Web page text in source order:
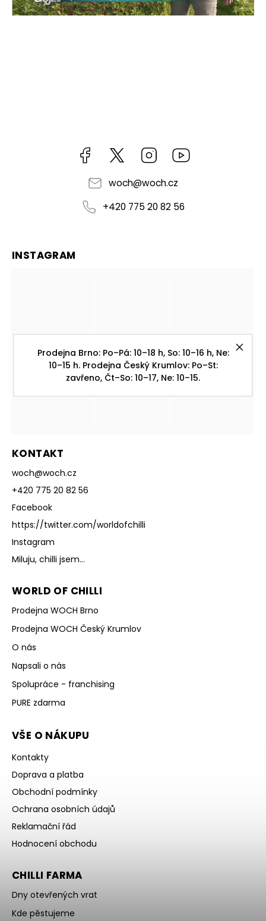
Prodejna Brno: Po–Pá: 10–18 h, So: 10–16 h, Ne:
10–15 h. Prodejna Český Krumlov: Po–St:
zavřeno, Čt–So: 10–17, Ne: 10–15.
Facebook https://twitter.com/worldofchilli
Instagram
woch@woch.cz
+420 775 20 82 56
KONTAKT
woch@woch.cz
+420 775 20 82 56
Facebook
https://twitter.com/worldofchilli
Instagram
Miluju, chilli jsem...
WORLD OF CHILLI
Prodejna WOCH Brno
Prodejna WOCH Český Krumlov
O nás
Napsali o nás
Spolupráce - franchising
PURE zdarma
VŠE O NÁKUPU
Kontakty
Doprava a platba
Obchodní podmínky
Ochrana osobních údajů
Reklamační řád
Hodnocení obchodu
CHILLI FARMA
Dny otevřených vrat
Kde pěstujeme
INSTAGRAM